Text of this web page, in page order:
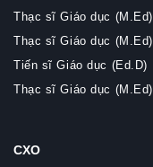
Thạc sĩ Giáo dục (M.Ed)
Thạc sĩ Giáo dục (M.Ed)
Tiến sĩ Giáo dục (Ed.D)
Thạc sĩ Giáo dục (M.Ed)
CXO